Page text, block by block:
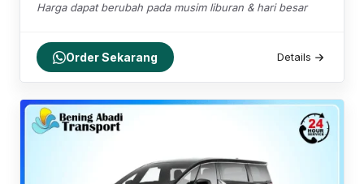
Harga dapat berubah pada musim liburan & hari besar
Order Sekarang Details